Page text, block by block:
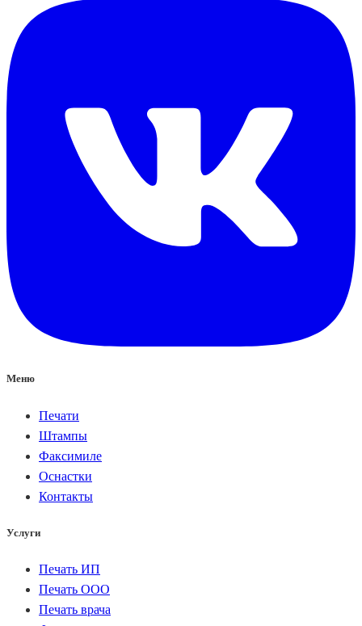
Меню
Печати
Штампы
Факсимиле
Оснастки
Контакты
Услуги
Печать ИП
Печать ООО
Печать врача